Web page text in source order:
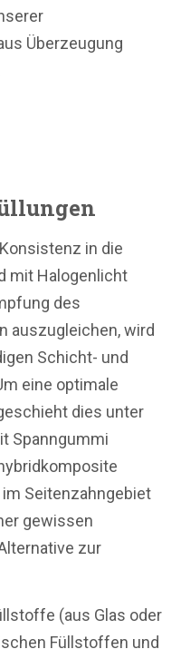
Überzeugung
in die
mit Halogenlicht
des
auszugleichen, wird
Schicht- und
eine optimale
dies unter
Spanngummi
Seitenzahngebiet
gewissen
zur
(aus Glas oder
Füllstoffen und